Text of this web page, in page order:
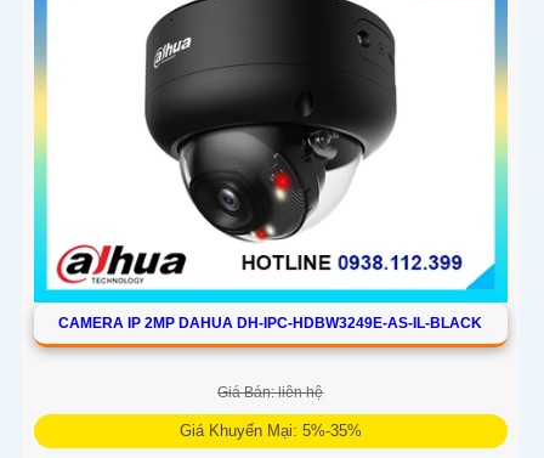
CAMERA IP 2MP DAHUA DH-IPC-HDBW3249E-AS-IL-BLACK
Giá Bán: liên hệ
Giá Khuyến Mại: 5%-35%